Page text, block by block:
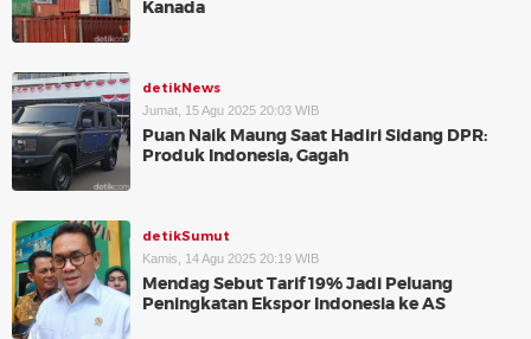
Kanada
detikNews
Jumat, 15 Agu 2025 20:03 WIB
Puan Naik Maung Saat Hadiri Sidang DPR:
Produk Indonesia, Gagah
detikSumut
Kamis, 14 Agu 2025 20:19 WIB
Mendag Sebut Tarif 19% Jadi Peluang
Peningkatan Ekspor Indonesia ke AS